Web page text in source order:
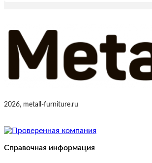
2026, metall-furniture.ru
Справочная информация